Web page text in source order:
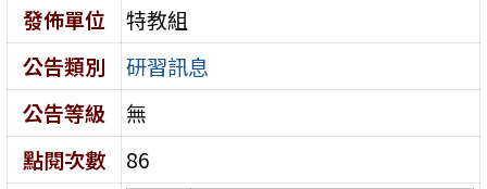
發佈單位
特教組
公告類別
研習訊息
公告等級
無
點閱次數
86